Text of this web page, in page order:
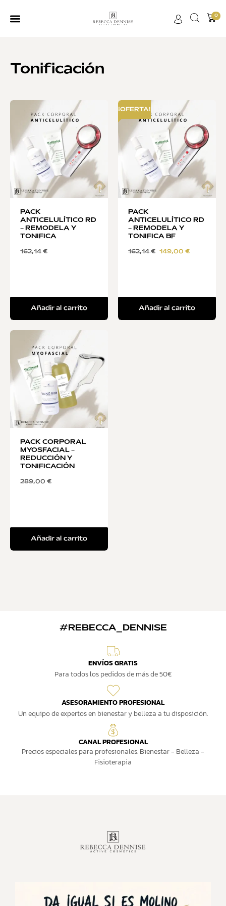
0
Tonificación
PACK
ANTICELULÍTICO RD
– REMODELA Y
TONIFICA
162,14 €
Añadir al carrito
¡OFERTA!
PACK
ANTICELULÍTICO RD
– REMODELA Y
TONIFICA BF
162,14€ 149,00 €
Añadir al carrito
PACK CORPORAL
MYOSFACIAL –
REDUCCIÓN Y
TONIFICACIÓN
289,00 €
Añadir al carrito
#REBECCA_DENNISE
ENVÍOS GRATIS
Para todos los pedidos de más de 50€
ASESORAMIENTO PROFESIONAL
Un equipo de expertos en bienestar y belleza a tu disposición.
CANAL PROFESIONAL
Precios especiales para profesionales. Bienestar - Belleza -
Fisioterapia